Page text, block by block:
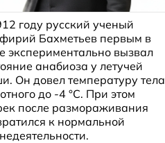
году русский ученый
Бахметьев первым в
экспериментально вызвал
анабиоза у летучей
Он довел температуру тела
до -4 °C. При этом
после размораживания
к нормальной